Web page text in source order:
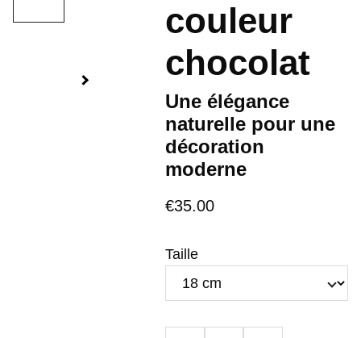
couleur
chocolat
Une élégance
naturelle pour une
décoration
moderne
€35.00
Taille